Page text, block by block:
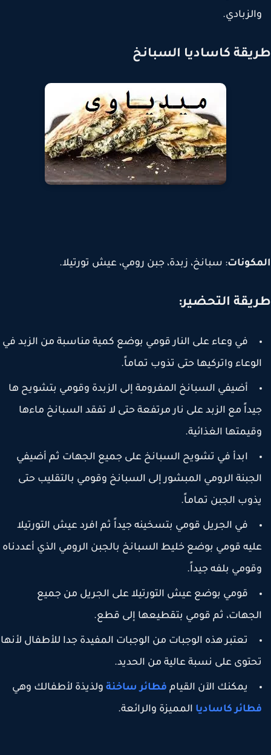
كاساديا السبانخ
: سبانخ، زبدة، جبن رومي، عيش تورتيلا.
التحضير:
في وعاء على النار قومي بوضع كمية مناسبة من الزبد في
واتركيها حتى تذوب تماماً.
أضيفي السبانخ المفرومة إلى الزبدة وقومي بتشويح ها
مع الزبد على نار مرتفعة حتى لا تفقد السبانخ ماءها
الغذائية.
ابدأ في تشويح السبانخ على جميع الجهات ثم أضيفي
الرومي المبشور إلى السبانخ وقومي بالتقليب حتى
الجبن تماماً.
في الجريل قومي بتسخينه جيداً ثم افرد عيش التورتيلا
قومي بوضع خليط السبانخ بالجبن الرومي الذي أعددناه
بلفه جيداً.
قومي بوضع عيش التورتيلا على الجريل من جميع
ثم قومي بتقطيعها إلى قطع.
تعتبر هذه الوجبات من الوجبات المفيدة جدا للأطفال لأنها
على نسبة عالية من الحديد.
يمكنك الآن القيامفطائر ساخنةولذيذة لأطفالك وهي
كاسادياالمميزة والرائعة.